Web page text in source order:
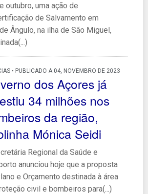
outubro, uma ação de
de Salvamento em
Ângulo, na ilha de São Miguel,
• PUBLICADO A 04, NOVEMBRO DE 2023
dos Açores já
34 milhões nos
da região,
Mónica Seidi
Regional da Saúde e
anunciou hoje que a proposta
e Orçamento destinada à área
civil e bombeiros para(...)